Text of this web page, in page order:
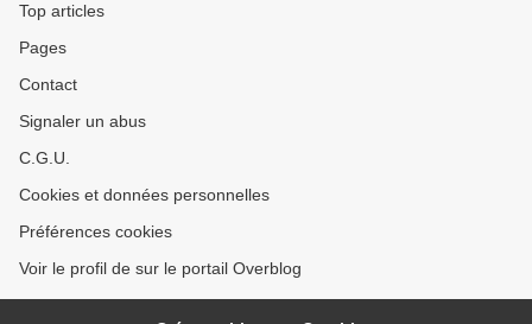
Top articles
Pages
Contact
Signaler un abus
C.G.U.
Cookies et données personnelles
Préférences cookies
Voir le profil de sur le portail Overblog